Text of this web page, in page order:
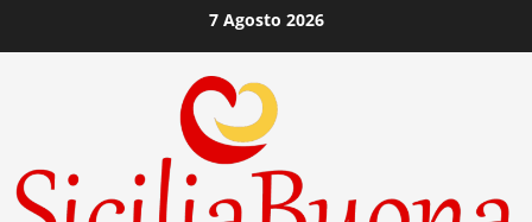
al
7 Agosto 2026